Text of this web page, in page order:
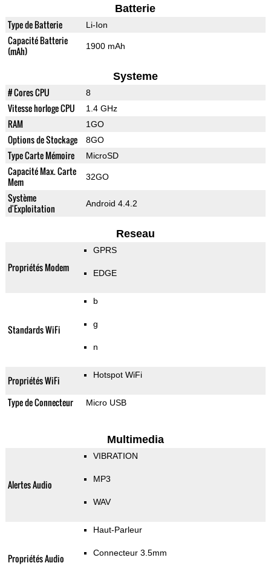
Batterie
Type de Batterie Li-Ion
Capacité Batterie
(mAh)
1900 mAh
Systeme
# Cores CPU 8
Vitesse horloge CPU 1.4 GHz
RAM 1GO
Options de Stockage 8GO
Type Carte Mémoire MicroSD
Capacité Max. Carte
Mem
32GO
Système
d'Exploitation
Android 4.4.2
Reseau
Propriétés Modem
GPRS
EDGE
Standards WiFi
b
g
n
Propriétés WiFi Hotspot WiFi
Type de Connecteur Micro USB
Multimedia
Alertes Audio
VIBRATION
MP3
WAV
Propriétés Audio
Haut-Parleur
Connecteur 3.5mm